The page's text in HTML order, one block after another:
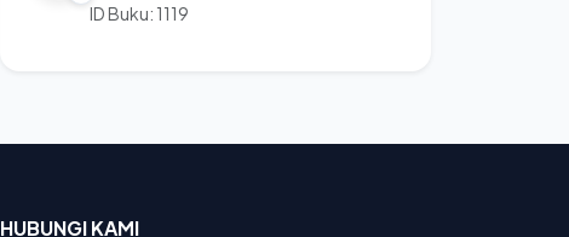
ID Buku: 1119
HUBUNGI KAMI